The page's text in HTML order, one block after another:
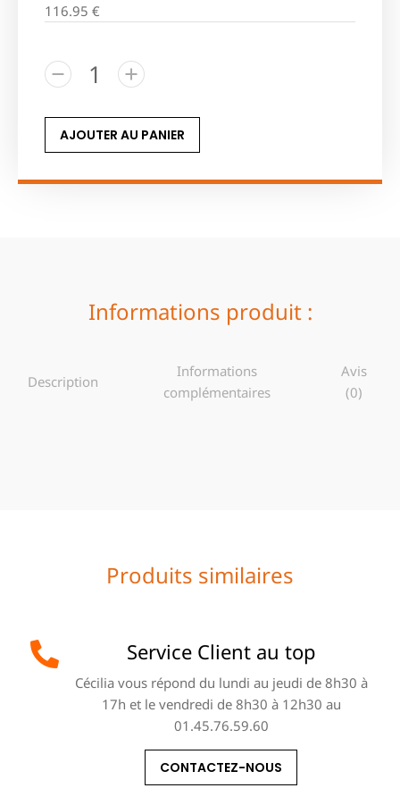
116.95 €
AJOUTER AU PANIER
Informations produit :
Description
Informations
complémentaires
Avis
(0)
Produits similaires
Service Client au top
Cécilia vous répond du lundi au jeudi de 8h30 à
17h et le vendredi de 8h30 à 12h30 au
01.45.76.59.60
CONTACTEZ-NOUS